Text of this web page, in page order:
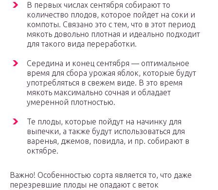
В первых числах сентября собирают то
количество плодов, которое пойдет на соки и
компоты. Связано это с тем, что в этот период
мякоть довольно плотная и идеально подходит
для такого вида переработки.
Середина и конец сентября — оптимальное
время для сбора урожая яблок, которые будут
употребляться в свежем виде. В это время
мякоть максимально сочная и обладает
умеренной плотностью.
Те плоды, которые пойдут на начинку для
выпечки, а также будут использоваться для
варенья, джемов, повидла, и пр. собирают в
октябре.
Важно! Особенностью сорта является то, что даже
перезревшие плоды не опадают с веток